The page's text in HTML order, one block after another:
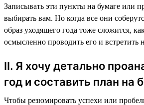
Записывать эти пункты на бумаге или
выбирать вам. Но когда все они
образ уходящего года тоже сложится,
осмысленно проводить его и встретить
II. Я хочу детально
год и составить план на
Чтобы резюмировать успехи или